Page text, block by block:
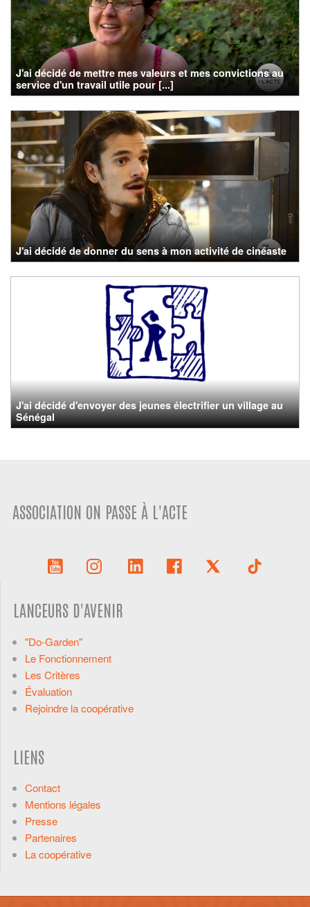
J'ai décidé de mettre mes valeurs et mes convictions au
service d'un travail utile pour [...]
J'ai décidé de donner du sens à mon activité de cinéaste
J'ai décidé d'envoyer des jeunes électrifier un village au
Sénégal
ASSOCIATION ON PASSE À L'ACTE
LANCEURS D'AVENIR
"Do-Garden"
Le Fonctionnement
Les Critères
Évaluation
Rejoindre la coopérative
LIENS
Contact
Mentions légales
Presse
Partenaires
La coopérative